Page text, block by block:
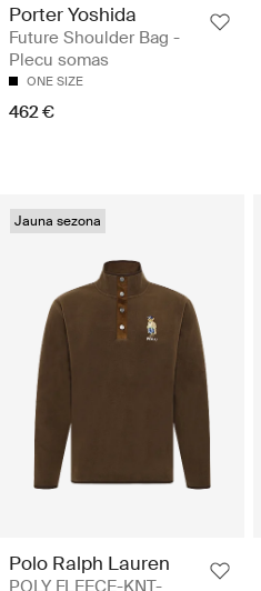
Porter Yoshida
Future Shoulder Bag -
Plecu somas
ONE SIZE
462 €
Jauna sezona
Polo Ralph Lauren